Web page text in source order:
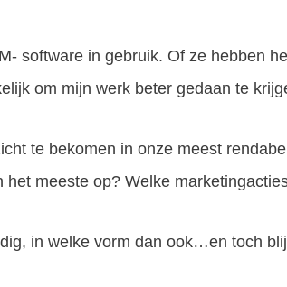
software in gebruik. Of ze hebben
om mijn werk beter gedaan te
te bekomen in onze meest
meeste op? Welke
in welke vorm dan ook…en toch